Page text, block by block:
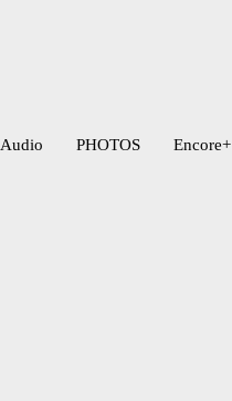
Audio PHOTOS Encore+